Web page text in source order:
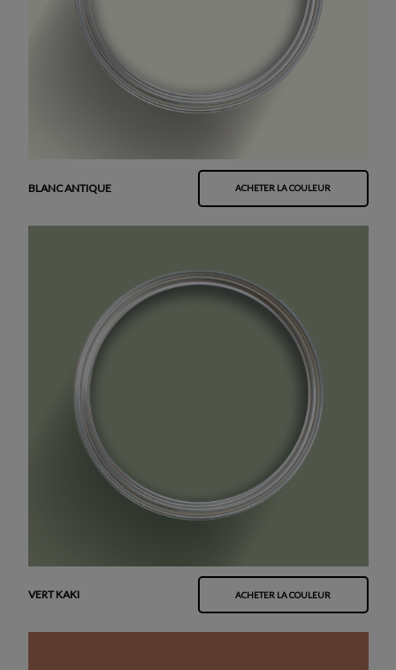
BLANC ANTIQUE ACHETER LA COULEUR
VERT KAKI ACHETER LA COULEUR